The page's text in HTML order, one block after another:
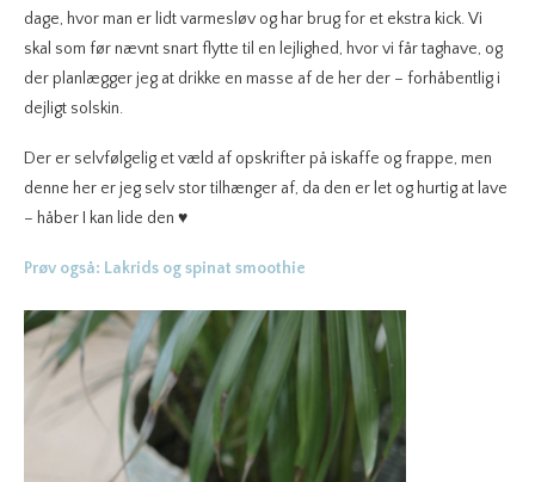
dage, hvor man er lidt varmesløv og har brug for et ekstra kick. Vi
skal som før nævnt snart flytte til en lejlighed, hvor vi får taghave, og
der planlægger jeg at drikke en masse af de her der – forhåbentlig i
dejligt solskin.
Der er selvfølgelig et væld af opskrifter på iskaffe og frappe, men
denne her er jeg selv stor tilhænger af, da den er let og hurtig at lave
– håber I kan lide den ♥
Prøv også: Lakrids og spinat smoothie